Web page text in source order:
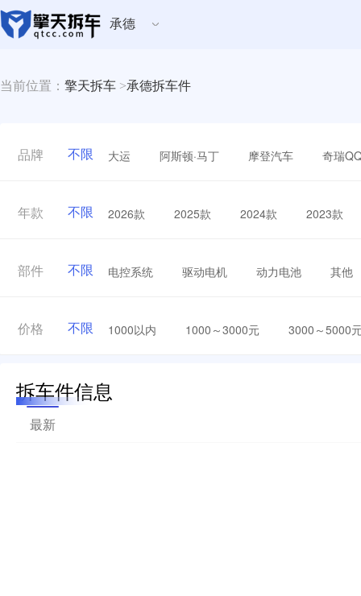
承德
当前位置： 擎天拆车 >承德拆车件
品牌 不限 大运 阿斯顿·马丁 摩登汽车 奇瑞
年款 不限 2026款 2025款 2024款 2023款
部件 不限 电控系统 驱动电机 动力电池 其他
价格 不限 1000以内 1000～3000元 3000～5000
拆车件信息
最新